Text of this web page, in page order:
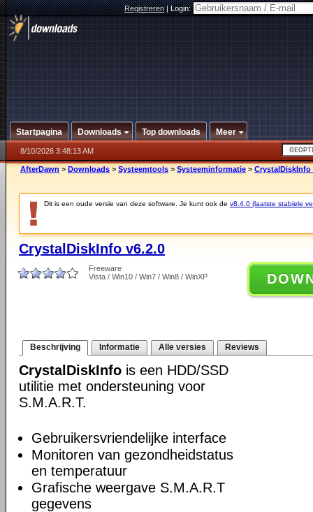
Registreren|Login:
Startpagina Downloads Top downloads Meer
8/10/2026 3:48:13 AM
AfterDawn > Downloads > Systeemtools > Systeeminformatie > CrystalDiskInfo
Dit is een oude versie van deze software. Je kunt ook de v8.4.0 (laatste stabiele
CrystalDiskInfo v6.2.0
Freeware
Vista / Win10 / Win7 / Win8 / WinXP
Beschrijving Informatie Alle versies Reviews
CrystalDiskInfo is een HDD/SSD
utilitie met ondersteuning voor
S.M.A.R.T.
Gebruikersvriendelijke interface
Monitoren van gezondheidstatus
en temperatuur
Grafische weergave S.M.A.R.T
gegevens